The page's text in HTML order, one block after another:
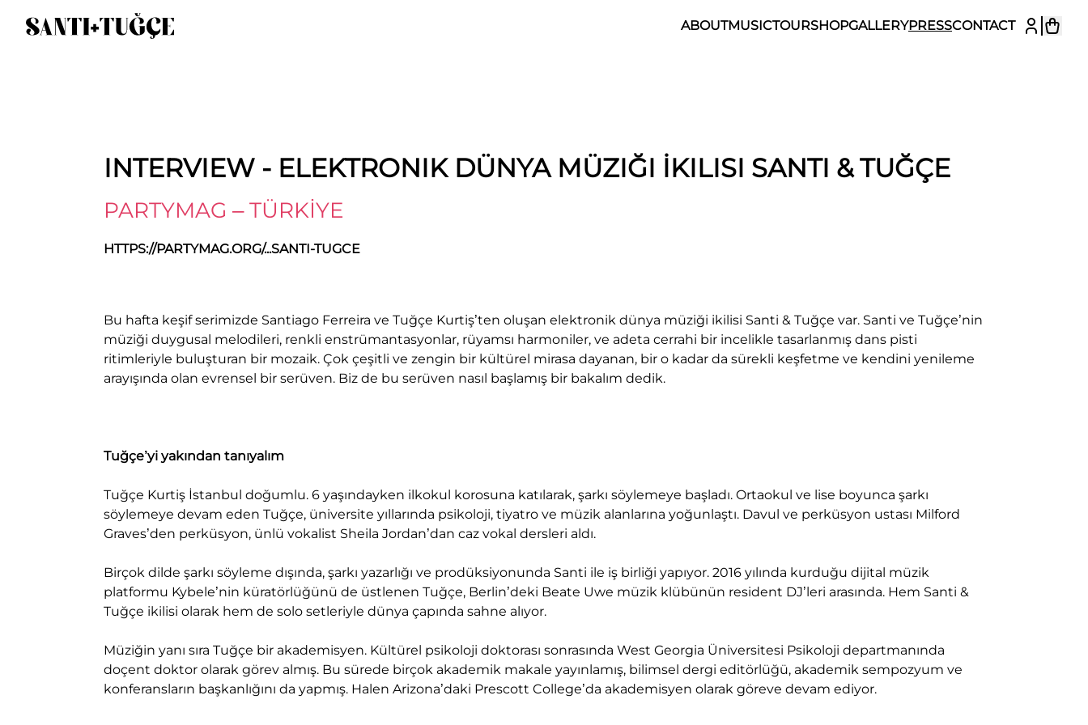
ABOUTMUSICTOURSHOPGALLERYPRESSCONTACT
INTERVIEW - ELEKTRONIK DÜNYA MÜZIĞI İKILISI SANTI & TUĞÇE
PARTYMAG – TÜRKİYE
HTTPS://PARTYMAG.ORG/...SANTI-TUGCE
Bu hafta keşif serimizde Santiago Ferreira ve Tuğçe Kurtiş’ten oluşan elektronik dünya müziği ikilisi Santi & Tuğçe var. Santi ve Tuğçe’nin
müziği duygusal melodileri, renkli enstrümantasyonlar, rüyamsı harmoniler, ve adeta cerrahi bir incelikle tasarlanmış dans pisti
ritimleriyle buluşturan bir mozaik. Çok çeşitli ve zengin bir kültürel mirasa dayanan, bir o kadar da sürekli keşfetme ve kendini yenileme
arayışında olan evrensel bir serüven. Biz de bu serüven nasıl başlamış bir bakalım dedik.
Tuğçe’yi yakından tanıyalım
Tuğçe Kurtiş İstanbul doğumlu. 6 yaşındayken ilkokul korosuna katılarak, şarkı söylemeye başladı. Ortaokul ve lise boyunca şarkı
söylemeye devam eden Tuğçe, üniversite yıllarında psikoloji, tiyatro ve müzik alanlarına yoğunlaştı. Davul ve perküsyon ustası Milford
Graves’den perküsyon, ünlü vokalist Sheila Jordan’dan caz vokal dersleri aldı.
Birçok dilde şarkı söyleme dışında, şarkı yazarlığı ve prodüksiyonunda Santi ile iş birliği yapıyor. 2016 yılında kurduğu dijital müzik
platformu Kybele’nin küratörlüğünü de üstlenen Tuğçe, Berlin’deki Beate Uwe müzik klübünün resident DJ’leri arasında. Hem Santi &
Tuğçe ikilisi olarak hem de solo setleriyle dünya çapında sahne alıyor.
Müziğin yanı sıra Tuğçe bir akademisyen. Kültürel psikoloji doktorası sonrasında West Georgia Üniversitesi Psikoloji departmanında
doçent doktor olarak görev almış. Bu sürede birçok akademik makale yayınlamış, bilimsel dergi editörlüğü, akademik sempozyum ve
konferansların başkanlığını da yapmış. Halen Arizona’daki Prescott College’da akademisyen olarak göreve devam ediyor.